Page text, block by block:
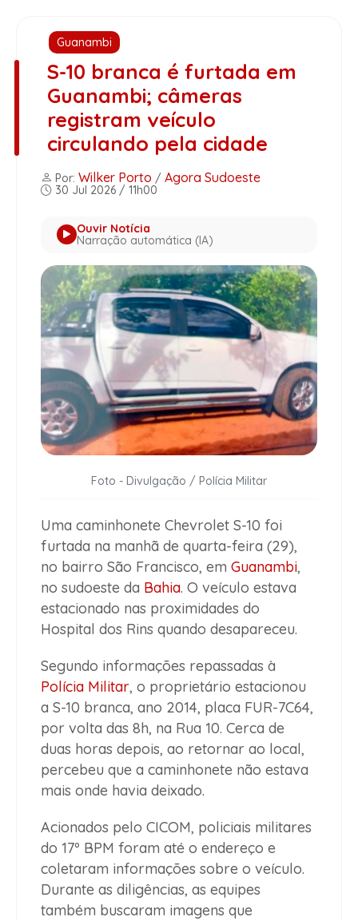
Guanambi
S-10 branca é furtada em
Guanambi; câmeras
registram veículo
circulando pela cidade
Por: Wilker Porto / Agora Sudoeste
30 Jul 2026 / 11h00
Ouvir Notícia
Narração automática (IA)
Foto - Divulgação / Polícia Militar
Uma caminhonete Chevrolet S-10 foi
furtada na manhã de quarta-feira (29),
no bairro São Francisco, em Guanambi,
no sudoeste da Bahia. O veículo estava
estacionado nas proximidades do
Hospital dos Rins quando desapareceu.
Segundo informações repassadas à
Polícia Militar, o proprietário estacionou
a S-10 branca, ano 2014, placa FUR-7C64,
por volta das 8h, na Rua 10. Cerca de
duas horas depois, ao retornar ao local,
percebeu que a caminhonete não estava
mais onde havia deixado.
Acionados pelo CICOM, policiais militares
do 17º BPM foram até o endereço e
coletaram informações sobre o veículo.
Durante as diligências, as equipes
também buscaram imagens que